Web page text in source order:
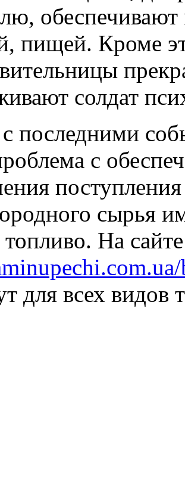
пищей. Кроме
солдат
последними
с
сырья
топливо. На сайте
для всех видов